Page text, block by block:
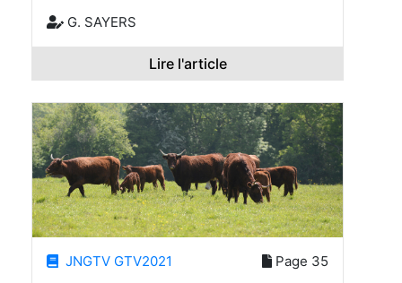
G. SAYERS
Lire l'article
JNGTV GTV2021 Page 35